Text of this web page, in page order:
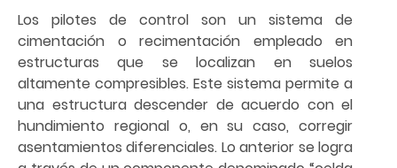
Los pilotes de control son un sistema de
cimentación o recimentación empleado en
estructuras que se localizan en suelos
altamente compresibles. Este sistema permite a
una estructura descender de acuerdo con el
hundimiento regional o, en su caso, corregir
asentamientos diferenciales. Lo anterior se logra